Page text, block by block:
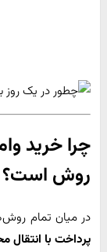
چرا خرید
روش است؟
در میان تمام
پرداخت با انتقال